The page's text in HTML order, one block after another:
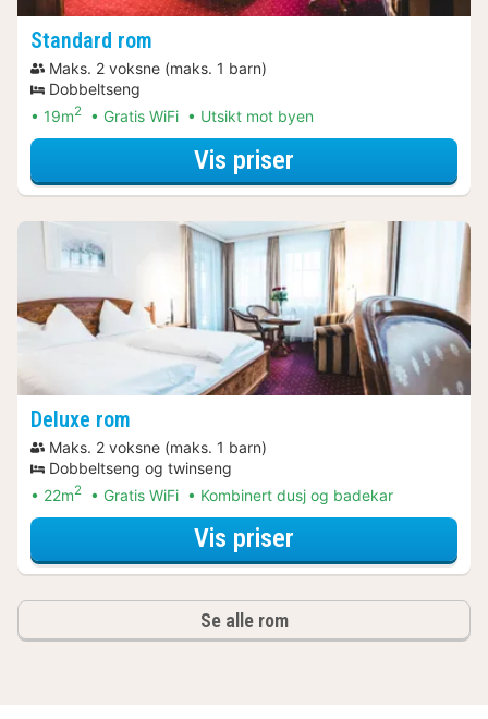
Standard rom
Maks. 2 voksne (maks. 1 barn)
Dobbeltseng
19m2 Gratis WiFi Utsikt mot byen
Vis priser
Deluxe rom
Maks. 2 voksne (maks. 1 barn)
Dobbeltseng og twinseng
22m2 Gratis WiFi Kombinert dusj og badekar
Vis priser
Se alle rom